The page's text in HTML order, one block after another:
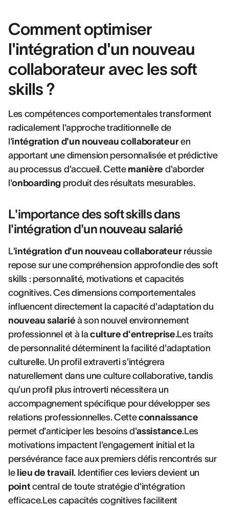
Comment optimiser
l'intégration d'un nouveau
collaborateur avec les soft
skills ?
Les compétences comportementales transforment
radicalement l'approche traditionnelle de
l'intégration d'un nouveau collaborateuren
apportant une dimension personnalisée et prédictive
au processus d'accueil. Cette manière d'aborder
l'onboarding produit des résultats mesurables.
L'importance des soft skills dans
l'intégration d'un nouveau salarié
L'intégration d'un nouveau collaborateurréussie
repose sur une compréhension approfondie des soft
skills : personnalité, motivations et capacités
cognitives. Ces dimensions comportementales
influencent directement la capacité d'adaptation du
nouveau salarié à son nouvel environnement
professionnel et à la culture d'entreprise.Les traits
de personnalité déterminent la facilité d'adaptation
culturelle. Un profil extraverti s'intégrera
naturellement dans une culture collaborative, tandis
qu'un profil plus introverti nécessitera un
accompagnement spécifique pour développer ses
relations professionnelles. Cetteconnaissance
permet d'anticiper les besoins d'assistance.Les
motivations impactent l'engagement initial et la
persévérance face aux premiers défis rencontrés sur
le lieu de travail. Identifier ces leviers devient un
point central de toute stratégie d'intégration
efficace.Les capacités cognitives facilitent